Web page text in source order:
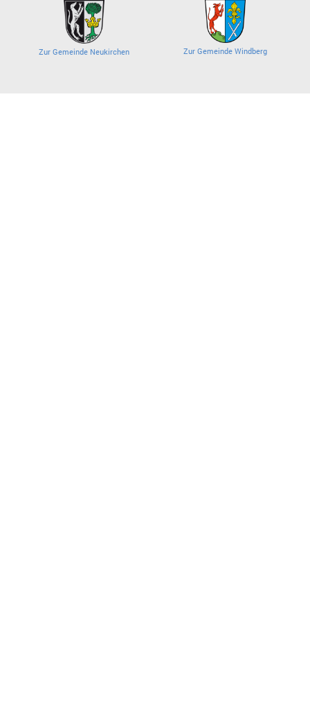
Zur Gemeinde Neukirchen Zur Gemeinde Windberg